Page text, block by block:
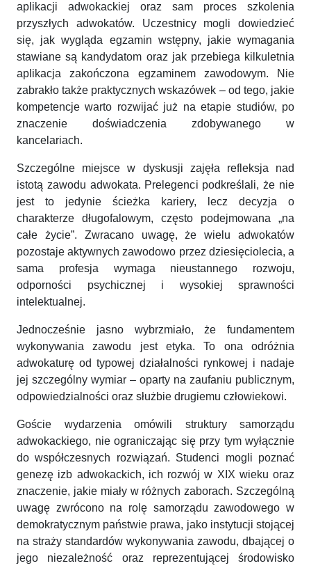
aplikacji adwokackiej oraz sam proces szkolenia
przyszłych adwokatów. Uczestnicy mogli dowiedzieć
się, jak wygląda egzamin wstępny, jakie wymagania
stawiane są kandydatom oraz jak przebiega kilkuletnia
aplikacja zakończona egzaminem zawodowym. Nie
zabrakło także praktycznych wskazówek – od tego, jakie
kompetencje warto rozwijać już na etapie studiów, po
znaczenie doświadczenia zdobywanego w
kancelariach.
Szczególne miejsce w dyskusji zajęła refleksja nad
istotą zawodu adwokata. Prelegenci podkreślali, że nie
jest to jedynie ścieżka kariery, lecz decyzja o
charakterze długofalowym, często podejmowana „na
całe życie”. Zwracano uwagę, że wielu adwokatów
pozostaje aktywnych zawodowo przez dziesięciolecia, a
sama profesja wymaga nieustannego rozwoju,
odporności psychicznej i wysokiej sprawności
intelektualnej.
Jednocześnie jasno wybrzmiało, że fundamentem
wykonywania zawodu jest etyka. To ona odróżnia
adwokaturę od typowej działalności rynkowej i nadaje
jej szczególny wymiar – oparty na zaufaniu publicznym,
odpowiedzialności oraz służbie drugiemu człowiekowi.
Goście wydarzenia omówili struktury samorządu
adwokackiego, nie ograniczając się przy tym wyłącznie
do współczesnych rozwiązań. Studenci mogli poznać
genezę izb adwokackich, ich rozwój w XIX wieku oraz
znaczenie, jakie miały w różnych zaborach. Szczególną
uwagę zwrócono na rolę samorządu zawodowego w
demokratycznym państwie prawa, jako instytucji stojącej
na straży standardów wykonywania zawodu, dbającej o
jego niezależność oraz reprezentującej środowisko